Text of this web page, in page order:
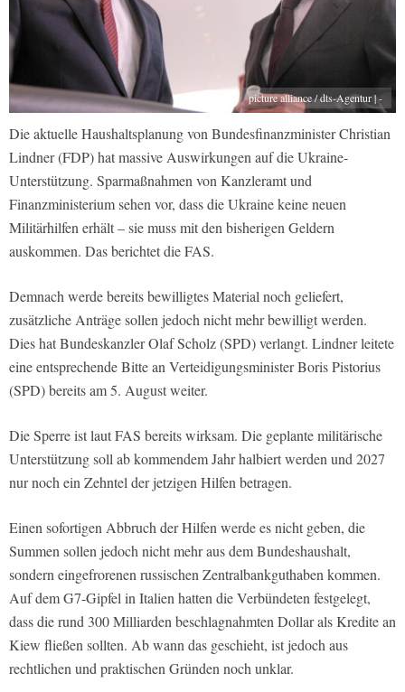
picture alliance / dts-Agentur | -
Die aktuelle Haushaltsplanung von Bundesfinanzminister Christian
Lindner (FDP) hat massive Auswirkungen auf die Ukraine-
Unterstützung. Sparmaßnahmen von Kanzleramt und
Finanzministerium sehen vor, dass die Ukraine keine neuen
Militärhilfen erhält – sie muss mit den bisherigen Geldern
auskommen. Das berichtet die FAS.
Demnach werde bereits bewilligtes Material noch geliefert,
zusätzliche Anträge sollen jedoch nicht mehr bewilligt werden.
Dies hat Bundeskanzler Olaf Scholz (SPD) verlangt. Lindner leitete
eine entsprechende Bitte an Verteidigungsminister Boris Pistorius
(SPD) bereits am 5. August weiter.
Die Sperre ist laut FAS bereits wirksam. Die geplante militärische
Unterstützung soll ab kommendem Jahr halbiert werden und 2027
nur noch ein Zehntel der jetzigen Hilfen betragen.
Einen sofortigen Abbruch der Hilfen werde es nicht geben, die
Summen sollen jedoch nicht mehr aus dem Bundeshaushalt,
sondern eingefrorenen russischen Zentralbankguthaben kommen.
Auf dem G7-Gipfel in Italien hatten die Verbündeten festgelegt,
dass die rund 300 Milliarden beschlagnahmten Dollar als Kredite an
Kiew fließen sollten. Ab wann das geschieht, ist jedoch aus
rechtlichen und praktischen Gründen noch unklar.